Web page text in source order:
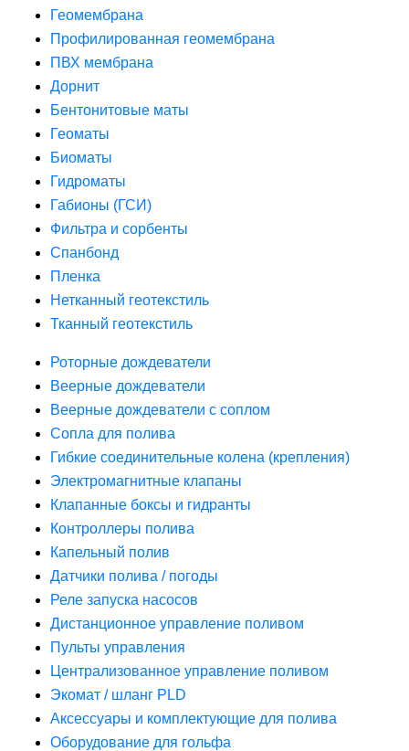
Геомембрана
Профилированная геомембрана
ПВХ мембрана
Дорнит
Бентонитовые маты
Геоматы
Биоматы
Гидроматы
Габионы (ГСИ)
Фильтра и сорбенты
Спанбонд
Пленка
Нетканный геотекстиль
Тканный геотекстиль
Роторные дождеватели
Веерные дождеватели
Веерные дождеватели с соплом
Сопла для полива
Гибкие соединительные колена (крепления)
Электромагнитные клапаны
Клапанные боксы и гидранты
Контроллеры полива
Капельный полив
Датчики полива / погоды
Реле запуска насосов
Дистанционное управление поливом
Пульты управления
Централизованное управление поливом
Экомат / шланг PLD
Аксессуары и комплектующие для полива
Оборудование для гольфа